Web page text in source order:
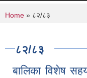
You are here
Home » ८२/८३
८२/८३
बालिका विशेष